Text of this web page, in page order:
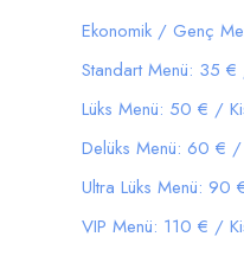
Ekonomik / Genç
Standart Menü: 35 €
Lüks Menü: 50 € /
Delüks Menü: 60 € /
Ultra Lüks Menü: 90
VIP Menü: 110 € /